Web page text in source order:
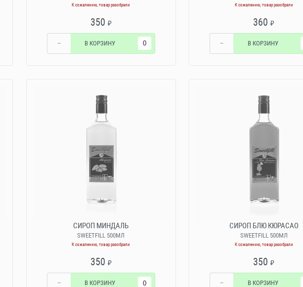
К сожалению, товар разобрали
350 ₽
− В КОРЗИНУ
К сожалению, товар разобрали
360₽
− В КОРЗИНУ
СИРОП МИНДАЛЬ
SWEETFILL 500МЛ
К сожалению, товар разобрали
350 ₽
− В КОРЗИНУ
СИРОП БЛЮ КЮРАСАО
SWEETFILL 500МЛ
К сожалению, товар разобрали
350₽
− В КОРЗИНУ